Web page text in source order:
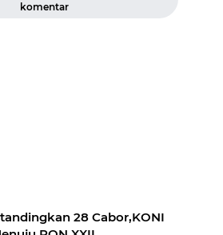
komentar
28 Cabor,KONI